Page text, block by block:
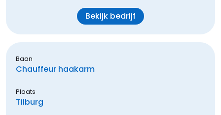
Bekijk bedrijf
Baan
Chauffeur haakarm
Plaats
Tilburg